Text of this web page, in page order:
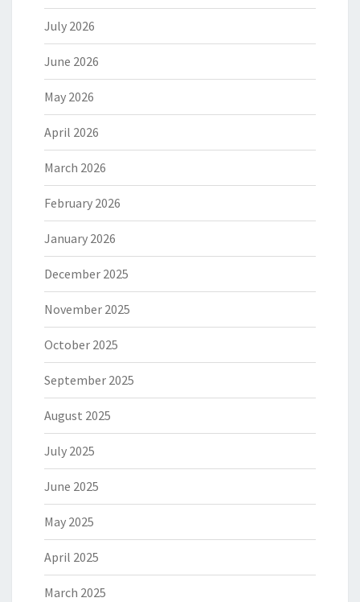
July 2026
June 2026
May 2026
April 2026
March 2026
February 2026
January 2026
December 2025
November 2025
October 2025
September 2025
August 2025
July 2025
June 2025
May 2025
April 2025
March 2025